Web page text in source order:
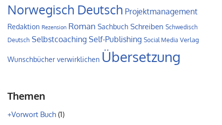
Norwegisch Deutsch Projektmanagement
Redaktion Rezension Roman Sachbuch Schreiben Schwedisch
Deutsch Selbstcoaching Self-Publishing Social Media Verlag
Wunschbücher verwirklichen Übersetzung
Themen
+Vorwort Buch (1)